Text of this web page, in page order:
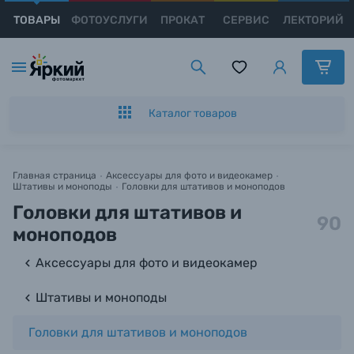
ТОВАРЫ ФОТОУСЛУГИ ПРОКАТ СЕРВИС ЛЕКТОРИЙ
Появились вопросы?
Номер телефона*
E-mail*
Появились вопросы?
Номер телефона*
E-mail*
Каталог товаров
Цифровые фотоаппараты
Пленочные фотоаппараты
Видеокамеры
Объективы для фотоаппаратов
Аксессуары для фото и видеокамер
Каталог товаров
Главная страница
Аксессуары для фото и видеокамер
Штативы и моноподы
Головки для штативов и моноподов
Головки для штативов и
моноподов
90
Аксессуары для фото и видеокамер
Штативы и моноподы
Головки для штативов и моноподов
Появились вопросы?
Номер телефона*
E-mail*